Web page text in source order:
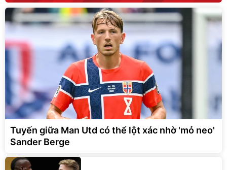
Tuyến giữa Man Utd có thể lột xác nhờ 'mỏ neo'
Sander Berge